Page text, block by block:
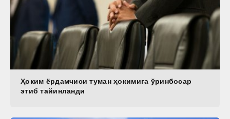
Ҳоким ёрдамчиси туман ҳокимига ўринбосар
этиб тайинланди